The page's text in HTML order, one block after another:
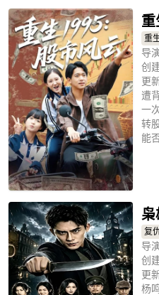
重
导
创
更
遭
一
转
能
枭
复
导
创
更
杨